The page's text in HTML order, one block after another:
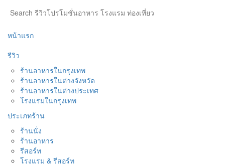
หน้าแรก
รีวิว
ร้านอาหารในกรุงเทพ
ร้านอาหารในต่างจังหวัด
ร้านอาหารในต่างประเทศ
โรงแรมในกรุงเทพ
ประเภทร้าน
ร้านนั่ง
ร้านอาหาร
รีสอร์ท
โรงแรม & รีสอร์ท